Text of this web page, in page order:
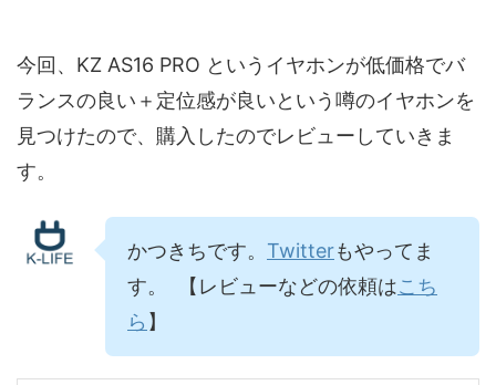
今回、KZ AS16 PRO というイヤホンが低価格でバ
ランスの良い＋定位感が良いという噂のイヤホンを
見つけたので、購入したのでレビューしていきま
す。
かつきちです。 Twitterもやってま
す。 【レビューなどの依頼はこち
ら 】